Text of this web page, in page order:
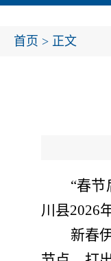
首页 > 正文
“春
川县2026
新春